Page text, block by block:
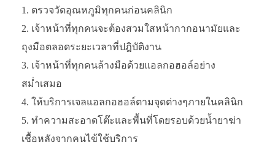
ตรวจวัดอุณหภูมิทุกคนก่อนคลินิก
เจ้าหน้าที่ทุกคนจะต้องสวมใสหน้ากากอนามัยและ
ถุงมือตลอดระยะเวลาที่ปฎิบัติงาน
เจ้าหน้าที่ทุกคนล้างมือด้วยแอลกอฮอล์อย่าง
สม่ำเสมอ
ให้บริการเจลแอลกอฮอล์ตามจุดต่างๆภายในคลินิก
ทำความสะอาดโต๊ะและพื้นที่โดยรอบด้วยน้ำยาฆ่า
เชื้อหลังจากคนไข้ใช้บริการ